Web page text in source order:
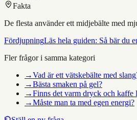
Fakta
De flesta använder ett midjebälte med
FördjupningLäs hela guiden: Så bär du
Fler frågor i samma kategori
→Vad är ett vätskebälte med
→Bästa smaken på gel?
→Finns det varm dryck och kaffe
→Måste man ta med egen energi?